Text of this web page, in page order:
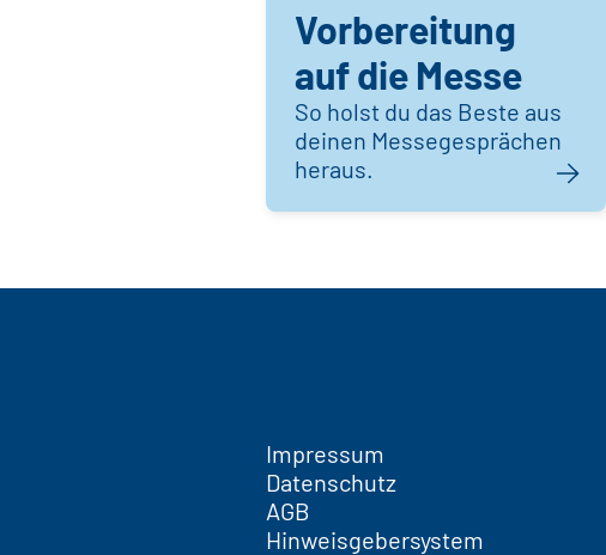
Vorbereitung
auf die Messe
So holst du das Beste aus
deinen Messegesprächen
heraus.
Impressum
Datenschutz
AGB
Hinweisgebersystem